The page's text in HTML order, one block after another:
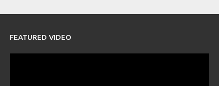
FEATURED VIDEO